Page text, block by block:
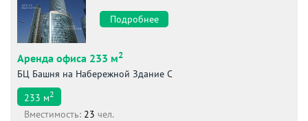
Подробнее
Аренда офиса 233 м2
БЦ Башня на Набережной Здание С
233 м2
Вместимоcть: 23 чел.